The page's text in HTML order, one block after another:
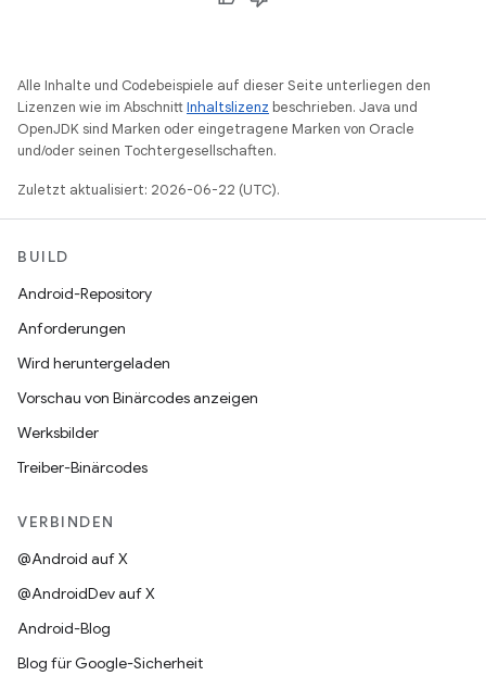
Alle Inhalte und Codebeispiele auf dieser Seite unterliegen den
Lizenzen wie im AbschnittInhaltslizenz beschrieben. Java und
OpenJDK sind Marken oder eingetragene Marken von Oracle
und/oder seinen Tochtergesellschaften.
Zuletzt aktualisiert: 2026-06-22 (UTC).
BUILD
Android-Repository
Anforderungen
Wird heruntergeladen
Vorschau von Binärcodes anzeigen
Werksbilder
Treiber-Binärcodes
VERBINDEN
@Android auf X
@AndroidDev auf X
Android-Blog
Blog für Google-Sicherheit